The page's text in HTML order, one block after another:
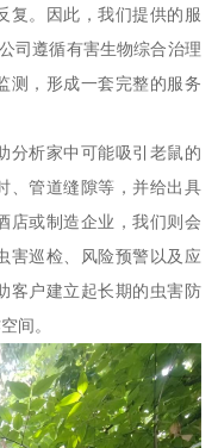
复。因此，我们提供的服
司遵循有害生物综合治理
测，形成一套完整的服务
分析家中可能吸引老鼠的
、管道缝隙等，并给出具
店或制造企业，我们则会
害巡检、风险预警以及应
客户建立起长期的虫害防
间。